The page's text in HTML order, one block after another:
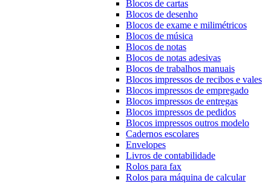
Blocos de cartas
Blocos de desenho
Blocos de exame e milimétricos
Blocos de música
Blocos de notas
Blocos de notas adesivas
Blocos de trabalhos manuais
Blocos impressos de recibos e vales
Blocos impressos de empregado
Blocos impressos de entregas
Blocos impressos de pedidos
Blocos impressos outros modelo
Cadernos escolares
Envelopes
Livros de contabilidade
Rolos para fax
Rolos para máquina de calcular